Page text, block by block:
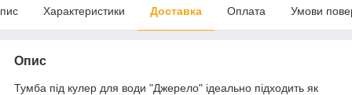
Характеристики Доставка Оплата Умови
Опис
Тумба під кулер для води "Джерело" ідеально підходить як